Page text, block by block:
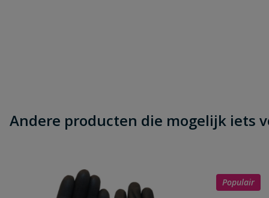
Andere producten die mogelijk iets
Populair